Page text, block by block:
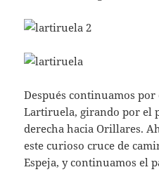
Después continuamos por
Lartiruela, girando por el
derecha hacia Orillares.
este curioso cruce de
Espeja, y continuamos el